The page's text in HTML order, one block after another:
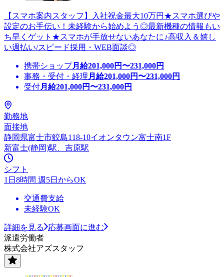
【スマホ案内スタッフ】入社祝金最大10万円★スマホ選びや
設定のお手伝い！未経験から始めよう◎最新機種の情報もい
ち早くゲット★スマホが手放せないあなたに♪高収入＆嬉し
い週払い/スピード採用・WEB面談◎
携帯ショップ月給201,000円〜231,000円
事務・受付・経理 月給201,000円〜231,000円
受付月給201,000円〜231,000円
勤務地
面接地
静岡県富士市鮫島118-10イオンタウン富士南1F
新富士(静岡)駅、吉原駅
シフト
1日8時間 週5日からOK
交通費支給
未経験OK
詳細を見る
応募画面に進む
派遣労働者
株式会社アズスタッフ